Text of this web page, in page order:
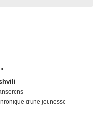
d'une jeunesse